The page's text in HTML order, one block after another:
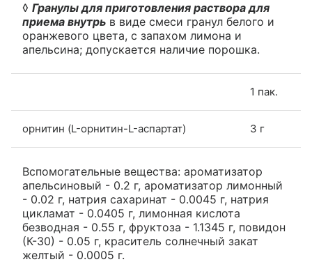
◊ Гранулы для приготовления раствора для
приема внутрь в виде смеси гранул белого и
оранжевого цвета, с запахом лимона и
апельсина; допускается наличие порошка.
1 пак.
орнитин (L-орнитин-L-аспартат) 3 г
Вспомогательные вещества: ароматизатор
апельсиновый - 0.2 г, ароматизатор лимонный
- 0.02 г, натрия сахаринат - 0.0045 г, натрия
цикламат - 0.0405 г, лимонная кислота
безводная - 0.55 г, фруктоза - 1.1345 г, повидон
(К-30) - 0.05 г, краситель солнечный закат
желтый - 0.0005 г.